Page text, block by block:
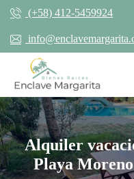
(+58) 412-5459924
Alquiler
Playa